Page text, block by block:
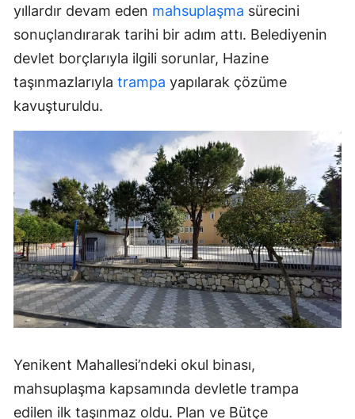
yıllardır devam eden mahsuplaşma sürecini
sonuçlandırarak tarihi bir adım attı. Belediyenin
devlet borçlarıyla ilgili sorunlar, Hazine
taşınmazlarıyla trampa yapılarak çözüme
kavuşturuldu.
Yenikent Mahallesi’ndeki okul binası,
mahsuplaşma kapsamında devletle trampa
edilen ilk taşınmaz oldu. Plan ve Bütçe